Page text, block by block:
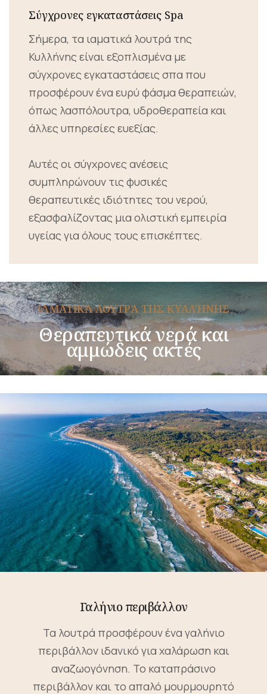
Σύγχρονες εγκαταστάσεις Spa
Σήμερα, τα ιαματικά λουτρά της
Κυλλήνης είναι εξοπλισμένα με
σύγχρονες εγκαταστάσεις σπα που
προσφέρουν ένα ευρύ φάσμα θεραπειών,
όπως λασπόλουτρα, υδροθεραπεία και
άλλες υπηρεσίες ευεξίας.
Αυτές οι σύγχρονες ανέσεις
συμπληρώνουν τις φυσικές
θεραπευτικές ιδιότητες του νερού,
εξασφαλίζοντας μια ολιστική εμπειρία
υγείας για όλους τους επισκέπτες.
ΙΑΜΑΤΙΚΆ ΛΟΥΤΡΆ ΤΗΣ ΚΥΛΛΉΝΗΣ
Θεραπευτικά νερά και
αμμώδεις ακτές
Γαλήνιο περιβάλλον
Τα λουτρά προσφέρουν ένα γαλήνιο
περιβάλλον ιδανικό για χαλάρωση και
αναζωογόνηση. Το καταπράσινο
περιβάλλον και το απαλό μουρμουρητό